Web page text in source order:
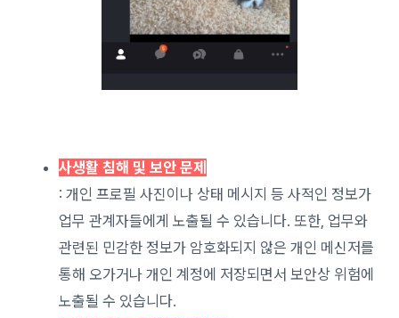
사생활 침해 및 보안 문제
: 개인 프로필 사진이나 상태 메시지 등 사적인 정보가
업무 관계자들에게 노출될 수 있습니다. 또한, 업무와
관련된 민감한 정보가 암호화되지 않은 개인 메신저를
통해 오가거나 개인 계정에 저장되면서 보안상 위험에
노출될 수 있습니다.